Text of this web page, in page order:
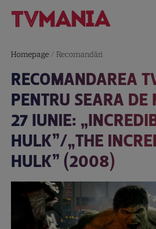
Homepage /Recomandări
RECOMANDAREA
PENTRU SEARA DE
27 IUNIE:
HULK”/„THE
HULK” (2008)